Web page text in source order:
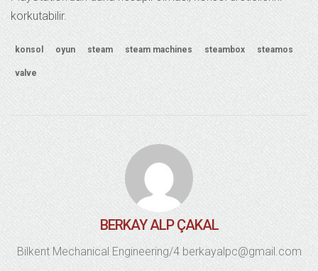
korkutabilir.
konsol oyun steam steam machines steambox steamos
valve
BERKAY ALP ÇAKAL
Bilkent Mechanical Engineering/4 berkayalpc@gmail.com